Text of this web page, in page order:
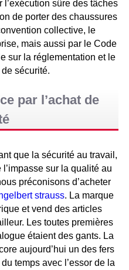
l’exécution sûre des tâches
de porter des chaussures
collective, le
mais aussi par le Code
sur la réglementation et le
sécurité.
par l’achat de
que la sécurité au travail,
sur la qualité au
préconisons d’acheter
strauss. La marque
et vend des articles
Les toutes premières
étaient des gants. La
aujourd’hui un des fers
temps avec l’essor de la